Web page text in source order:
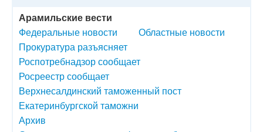
Арамильские вести
Федеральные новости
Областные новости
Прокуратура разъясняет
Роспотребнадзор сообщает
Росреестр сообщает
Верхнесалдинский таможенный пост
Екатеринбургской таможни
Архив